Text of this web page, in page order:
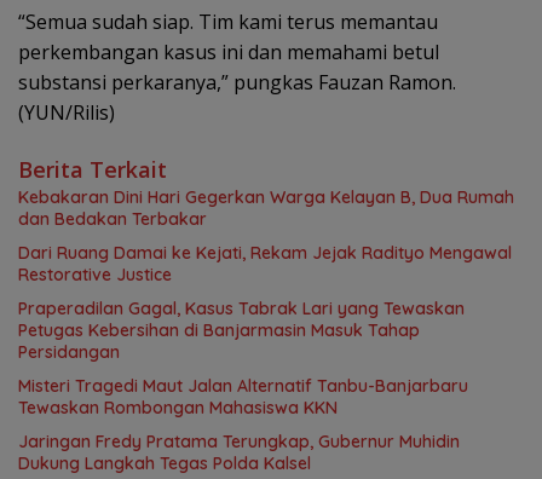
“Semua sudah siap. Tim kami terus memantau
perkembangan kasus ini dan memahami betul
substansi perkaranya,” pungkas Fauzan Ramon.
(YUN/Rilis)
Berita Terkait
Kebakaran Dini Hari Gegerkan Warga Kelayan B, Dua Rumah
dan Bedakan Terbakar
Dari Ruang Damai ke Kejati, Rekam Jejak Radityo Mengawal
Restorative Justice
Praperadilan Gagal, Kasus Tabrak Lari yang Tewaskan
Petugas Kebersihan di Banjarmasin Masuk Tahap
Persidangan
Misteri Tragedi Maut Jalan Alternatif Tanbu-Banjarbaru
Tewaskan Rombongan Mahasiswa KKN
Jaringan Fredy Pratama Terungkap, Gubernur Muhidin
Dukung Langkah Tegas Polda Kalsel